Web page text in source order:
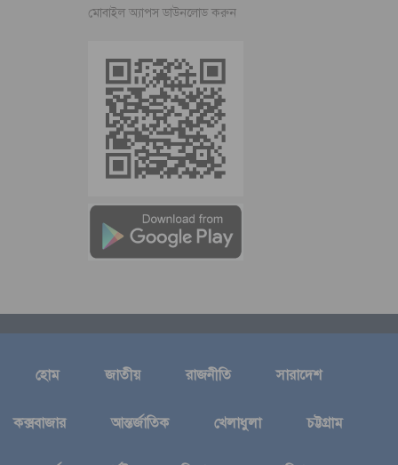
মোবাইল অ্যাপস ডাউনলোড করুন
হোম জাতীয় রাজনীতি সারাদেশ
কক্সবাজার আন্তর্জাতিক খেলাধুলা চট্টগ্রাম